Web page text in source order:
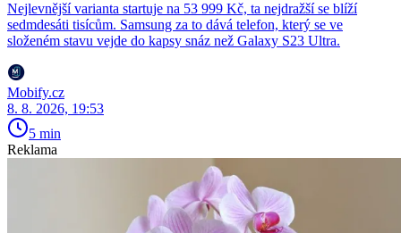
Nejlevnější varianta startuje na 53 999 Kč, ta nejdražší se blíží
sedmdesáti tisícům. Samsung za to dává telefon, který se ve
složeném stavu vejde do kapsy snáz než Galaxy S23 Ultra.
Mobify.cz
8. 8. 2026, 19:53
5 min
Reklama